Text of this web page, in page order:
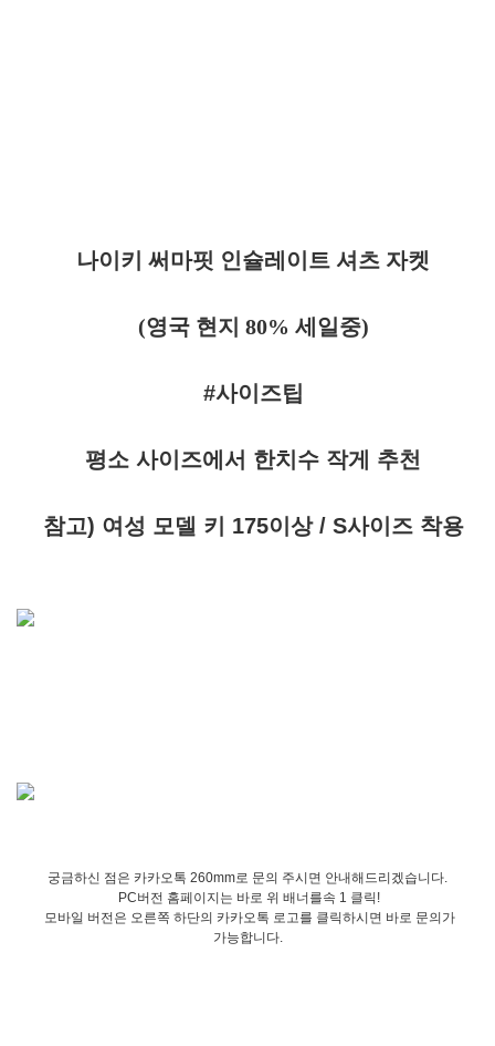
나이키 써마핏 인슐레이트 셔츠 자켓
(영국 현지 80% 세일중)
#사이즈팁
평소 사이즈에서 한치수 작게 추천
참고) 여성 모델 키 175이상 / S사이즈 착용
궁금하신 점은 카카오톡 260mm로 문의 주시면 안내해드리겠습니다.
PC버전 홈페이지는 바로 위 배너를속 1 클릭!
모바일 버전은 오른쪽 하단의 카카오톡 로고를 클릭하시면 바로 문의가
가능합니다.